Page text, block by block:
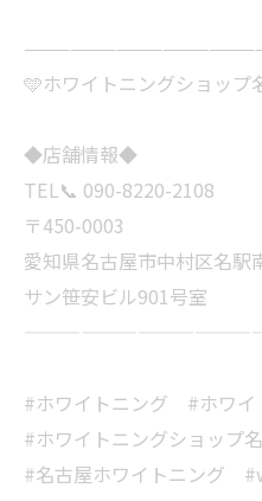
🩵ホワイトニングショップ
◆店舗情報◆
TEL📞 090-8220-2108
〒450-0003
愛知県名古屋市中村区名駅
サン笹安ビル901号室
#ホワイトニング #ホワイ
#ホワイトニングショップ
#名古屋ホワイトニング